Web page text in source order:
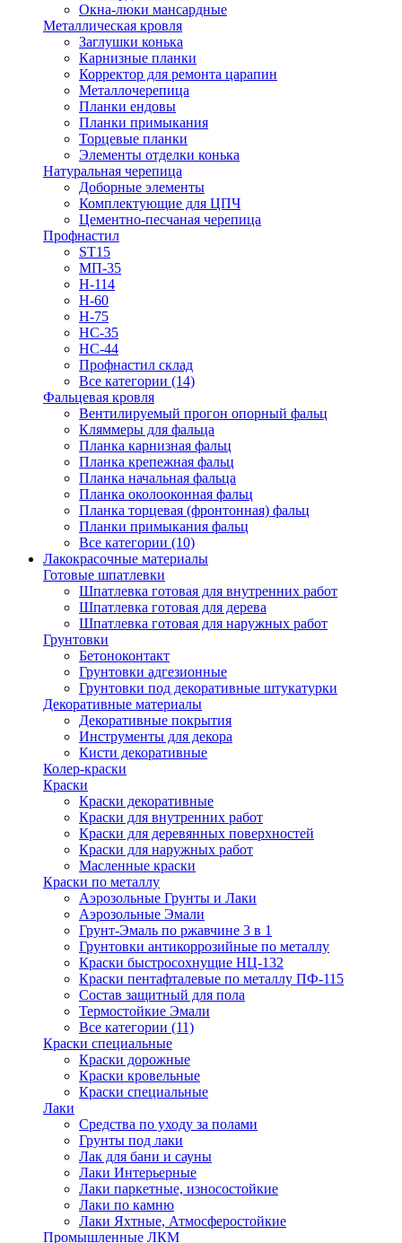
Окна-люки мансардные
Металлическая кровля
Заглушки конька
Карнизные планки
Корректор для ремонта царапин
Металлочерепица
Планки ендовы
Планки примыкания
Торцевые планки
Элементы отделки конька
Натуральная черепица
Доборные элементы
Комплектующие для ЦПЧ
Цементно-песчаная черепица
Профнастил
ST15
МП-35
Н-114
Н-60
Н-75
НС-35
НС-44
Профнастил склад
Все категории (14)
Фальцевая кровля
Вентилируемый прогон опорный фальц
Кляммеры для фальца
Планка карнизная фальц
Планка крепежная фальц
Планка начальная фальца
Планка околооконная фальц
Планка торцевая (фронтонная) фальц
Планки примыкания фальц
Все категории (10)
Лакокрасочные материалы
Готовые шпатлевки
Шпатлевка готовая для внутренних работ
Шпатлевка готовая для дерева
Шпатлевка готовая для наружных работ
Грунтовки
Бетоноконтакт
Грунтовки адгезионные
Грунтовки под декоративные штукатурки
Декоративные материалы
Декоративные покрытия
Инструменты для декора
Кисти декоративные
Колер-краски
Краски
Краски декоративные
Краски для внутренних работ
Краски для деревянных поверхностей
Краски для наружных работ
Масленные краски
Краски по металлу
Аэрозольные Грунты и Лаки
Аэрозольные Эмали
Грунт-Эмаль по ржавчине 3 в 1
Грунтовки антикоррозийные по металлу
Краски быстросохнущие НЦ-132
Краски пентафталевые по металлу ПФ-115
Состав защитный для пола
Термостойкие Эмали
Все категории (11)
Краски специальные
Краски дорожные
Краски кровельные
Краски специальные
Лаки
Cредства по уходу за полами
Грунты под лаки
Лак для бани и сауны
Лаки Интерьерные
Лаки паркетные, износостойкие
Лаки по камню
Лаки Яхтные, Атмосферостойкие
Промышленные ЛКМ